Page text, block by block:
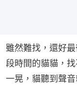
雖然難找，還好
段時間的貓貓，
一晃，貓聽到聲音